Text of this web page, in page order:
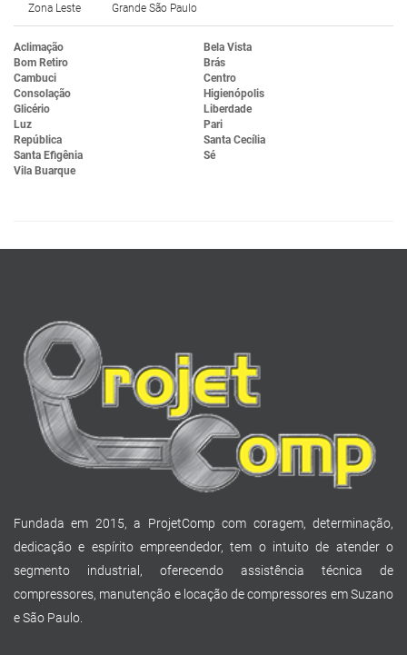
Zona Leste Grande São Paulo
Aclimação
Bela Vista
Bom Retiro
Brás
Cambuci
Centro
Consolação
Higienópolis
Glicério
Liberdade
Luz
Pari
República
Santa Cecília
Santa Efigênia
Sé
Vila Buarque
Fundada em 2015, a ProjetComp com coragem, determinação,
dedicação e espírito empreendedor, tem o intuito de atender o
segmento industrial, oferecendo assistência técnica de
compressores, manutenção e locação de compressores em Suzano
e São Paulo.